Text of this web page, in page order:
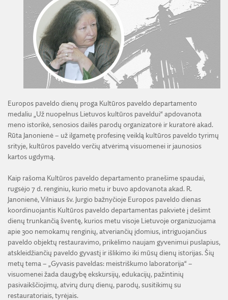
VIRTUALI LMA
TECHNIKOS MOKSLŲ SKYRIUS
JAUNOJI AKADEMIJA
SKYRIAI IR PADALINIAI
PAREIGYBIŲ APRAŠYMAS IR ATLIEKAMOS FUNKCIJOS
BENDRADARBIAVIMO SUTARTYS
MOKSLININKO ETIKOS KODEKSAS
KORUPCIJOS PREVENCIJA
PRANEŠĖJŲ APSAUGA
NUORODOS
BENDRADARBIAVIMAS SU REGIONAIS
LMA IR AKADEMIKAI ŽINIASKLAIDOJE
PASLAUGOS
ES SF PARAMA LMA
ATVIRI DUOMENYS
FINANSŲ KONTROLĖS TAISYKLĖS
ŪKIO SUBJEKTŲ PRIEŽIŪRA
TARNYBINIAI LENGVIEJI AUTOMOBILIAI
LĖŠOS VEIKLAI VIEŠINTI
Europos paveldo dienų proga Kultūros paveldo departamento
medaliu „Už nuopelnus Lietuvos kultūros paveldui“ apdovanota
meno istorikė, senosios dailės parodų organizatorė ir kuratorė akad.
Rūta Janonienė – už ilgametę profesinę veiklą kultūros paveldo tyrimų
srityje, kultūros paveldo verčių atvėrimą visuomenei ir jaunosios
kartos ugdymą.
Kaip rašoma Kultūros paveldo departamento pranešime spaudai,
rugsėjo 7 d. renginiu, kurio metu ir buvo apdovanota akad. R.
Janonienė, Vilniaus šv. Jurgio bažnyčioje Europos paveldo dienas
koordinuojantis Kultūros paveldo departamentas pakvietė į dešimt
dienų trunkančią šventę, kurios metu visoje Lietuvoje organizuojama
apie 300 nemokamų renginių, atveriančių įdomius, intriguojančius
paveldo objektų restauravimo, prikėlimo naujam gyvenimui puslapius,
atskleidžiančių paveldo gyvastį ir išlikimo iki mūsų dienų istorijas. Šių
metų tema – „Gyvasis paveldas: meistriškumo laboratorija“ –
visuomenei žada daugybę ekskursijų, edukacijų, pažintinių
pasivaikščiojimų, atvirų durų dienų, parodų, susitikimų su
restauratoriais, tyrėjais.